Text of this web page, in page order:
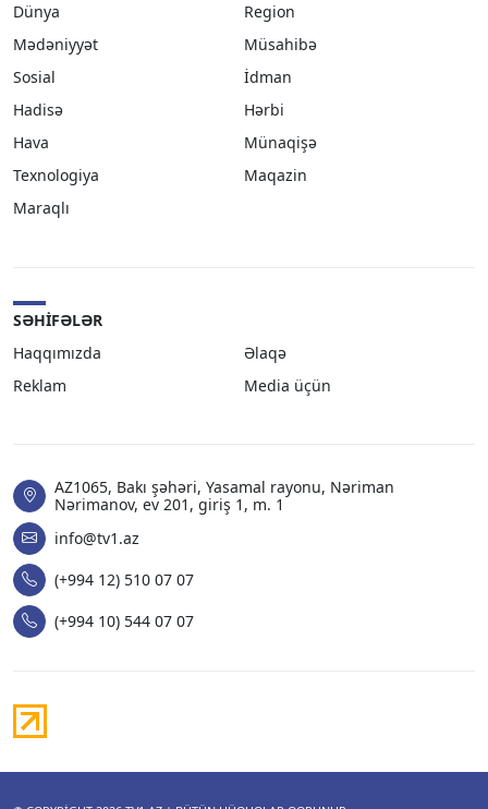
Dünya
Region
Mədəniyyət
Müsahibə
Sosial
İdman
Hadisə
Hərbi
Hava
Münaqişə
Texnologiya
Maqazin
Maraqlı
SƏHIFƏLƏR
Haqqımızda
Əlaqə
Reklam
Media üçün
AZ1065, Bakı şəhəri, Yasamal rayonu, Nəriman
Nərimanov, ev 201, giriş 1, m. 1
info@tv1.az
(+994 12) 510 07 07
(+994 10) 544 07 07